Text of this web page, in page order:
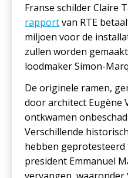
Franse schilder Claire
rapportvan RTE
miljoen voor de
zullen worden
loodmaker Simon-
De originele ramen,
door architect Eugène
ontkwamen
Verschillende
hebben geprotesteerd
president Emmanuel